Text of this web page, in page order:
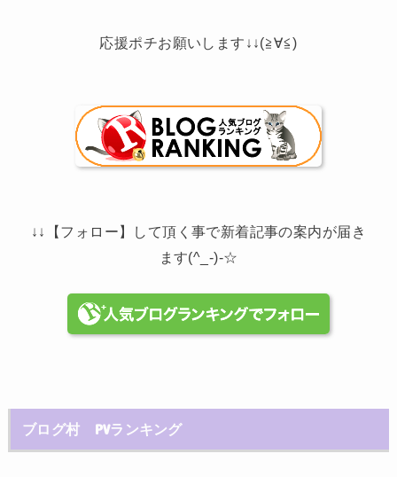
応援ポチお願いします↓↓(≧∀≦)
↓↓【フォロー】して頂く事で新着記事の案内が届き
ます(^_-)-☆
ブログ村 PVランキング